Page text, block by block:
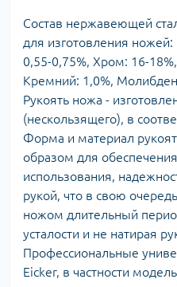
Состав нержавеющей
для изготовления
0,55-0,75%, Хром: 16-
Кремний: 1,0%,
Рукоять ножа -
(нескользящего), в
Форма и материал
образом для
использования,
рукой, что в свою
ножом длительный
усталости и не натирая
Профессиональные
Eicker, в частности